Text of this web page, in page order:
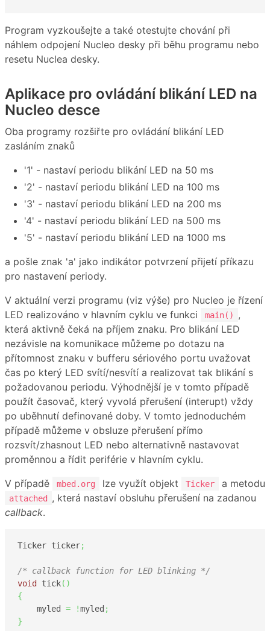
Program vyzkoušejte a také otestujte chování při
náhlem odpojení Nucleo desky při běhu programu nebo
resetu Nuclea desky.
Aplikace pro ovládání blikání LED na
Nucleo desce
Oba programy rozšiřte pro ovládání blikání LED
zasláním znaků
'1' - nastaví periodu blikání LED na 50 ms
'2' - nastaví periodu blikání LED na 100 ms
'3' - nastaví periodu blikání LED na 200 ms
'4' - nastaví periodu blikání LED na 500 ms
'5' - nastaví periodu blikání LED na 1000 ms
a pošle znak 'a' jako indikátor potvrzení přijetí příkazu
pro nastavení periody.
V aktuální verzi programu (viz výše) pro Nucleo je řízení
LED realizováno v hlavním cyklu ve funkci
main()
,
která aktivně čeká na příjem znaku. Pro blikání LED
nezávisle na komunikace můžeme po dotazu na
přítomnost znaku v bufferu sériového portu uvažovat
čas po který LED svítí/nesvítí a realizovat tak blikání s
požadovanou periodu. Výhodnější je v tomto případě
použít časovač, který vyvolá přerušení (interupt) vždy
po uběhnutí definované doby. V tomto jednoduchém
případě můžeme v obsluze přerušení přímo
rozsvít/zhasnout LED nebo alternativně nastavovat
proměnnou a řídit periférie v hlavním cyklu.
V případě
mbed.org lze využít objekt Ticker a metodu
attached , která nastaví obsluhu přerušení na zadanou
callback.
Ticker ticker;
/* callback function for LED blinking */
void
tick( )
{
    myled
= !myled ;
}